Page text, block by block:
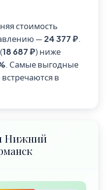
стоимость
— 24 377 ₽.
18 687 ₽) ниже
. Самые выгодные
в
Нижний